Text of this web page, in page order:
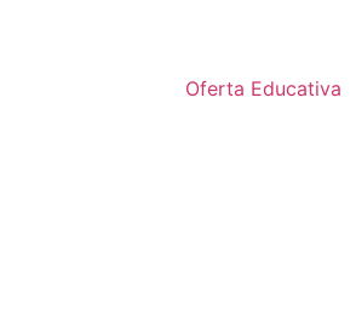
Oferta Educativa